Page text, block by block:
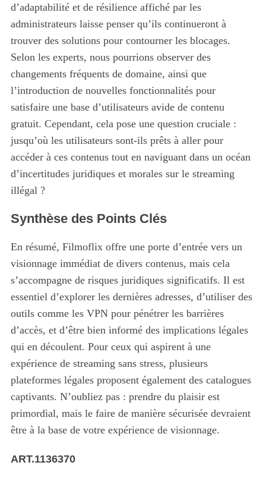
d’adaptabilité et de résilience affiché par les
administrateurs laisse penser qu’ils continueront à
trouver des solutions pour contourner les blocages.
Selon les experts, nous pourrions observer des
changements fréquents de domaine, ainsi que
l’introduction de nouvelles fonctionnalités pour
satisfaire une base d’utilisateurs avide de contenu
gratuit. Cependant, cela pose une question cruciale :
jusqu’où les utilisateurs sont-ils prêts à aller pour
accéder à ces contenus tout en naviguant dans un océan
d’incertitudes juridiques et morales sur le streaming
illégal ?
Synthèse des Points Clés
En résumé, Filmoflix offre une porte d’entrée vers un
visionnage immédiat de divers contenus, mais cela
s’accompagne de risques juridiques significatifs. Il est
essentiel d’explorer les dernières adresses, d’utiliser des
outils comme les VPN pour pénétrer les barrières
d’accès, et d’être bien informé des implications légales
qui en découlent. Pour ceux qui aspirent à une
expérience de streaming sans stress, plusieurs
plateformes légales proposent également des catalogues
captivants. N’oubliez pas : prendre du plaisir est
primordial, mais le faire de manière sécurisée devraient
être à la base de votre expérience de visionnage.
ART.1136370